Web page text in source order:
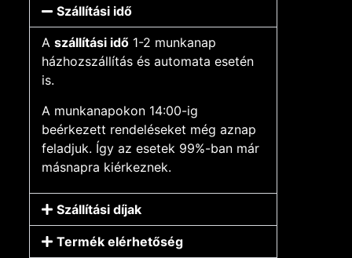
Szállítási idő
A szállítási idő 1-2 munkanap
házhozszállítás és automata esetén
is.
A munkanapokon 14:00-ig
beérkezett rendeléseket még aznap
feladjuk. Így az esetek 99%-ban már
másnapra kiérkeznek.
Szállítási díjak
Termék elérhetőség